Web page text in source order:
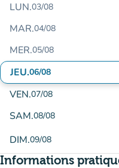
LUN.03/08
MAR.04/08
MER.05/08
JEU.06/08
VEN.07/08
SAM.08/08
DIM.09/08
Informations